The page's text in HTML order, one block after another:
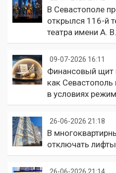
В Севастополе
открылся 116-й
театра имени А.
09-07-2026 16:11
Финансовый щит
как
в условиях
26-06-2026 21:18
В
отключать лифты
26-06-2026 21:14